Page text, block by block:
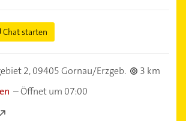
Chat starten
2,09405 Gornau/Erzgeb.
3 km
–Öffnet um 07:00